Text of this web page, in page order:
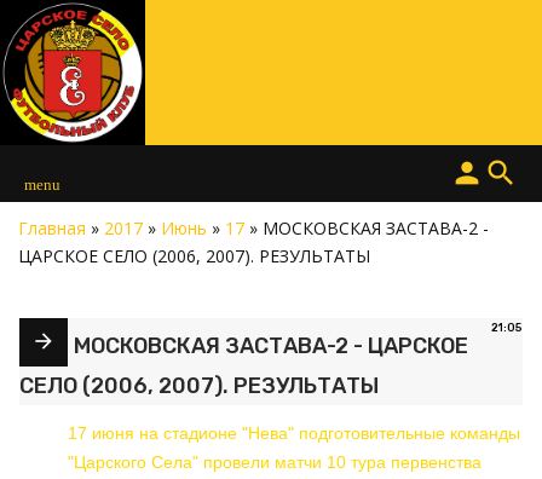
menu search
person
Главная » 2017 » Июнь » 17 » МОСКОВСКАЯ ЗАСТАВА-2 -
ЦАРСКОЕ СЕЛО (2006, 2007). РЕЗУЛЬТАТЫ
21:05
МОСКОВСКАЯ ЗАСТАВА-2 - ЦАРСКОЕ
СЕЛО (2006, 2007). РЕЗУЛЬТАТЫ
17 июня на стадионе "Нева" подготовительные команды
"Царского Села" провели матчи 10 тура первенства